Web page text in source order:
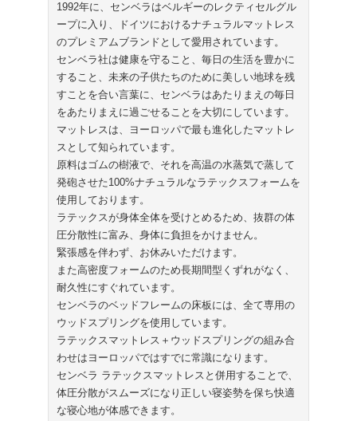
1992年に、センベラはベルギーのレクティセルグル
ープに入り、ドイツにおけるナチュラルマットレス
のプレミアムブランドとして愛用されています。
センベラ社は健康を守ること、毎日の生活を豊かに
すること、未来の子供たちのために美しい地球を残
すことを合い言葉に、センベラはあたりまえの毎日
をあたりまえに過ごせることを大切にしています。
マットレスは、ヨーロッパで最も進化したマットレ
スとして知られています。
原料はゴムの樹液で、それを高温の水蒸気で蒸して
発砲させた100%ナチュラルなラテックスフォームを
使用しております。
ラテックスが身体全体を受けとめるため、抜群の体
圧分散性に富み、身体に負担をかけません。
緊張感を伴わず、お休みいただけます。
また高密度フォームのため長期間型くずれがなく、
耐久性にすぐれています。
センベラのベッドフレームの床板には、全て専用の
ウッドスプリングを使用しています。
ラテックスマットレス＋ウッドスプリングの組み合
わせはヨーロッパではすでに常識になります。
センベラ ラテックスマットレスと併用することで、
体圧分散がスムーズになり正しい寝姿勢を保ち快適
な寝心地が体感できます。